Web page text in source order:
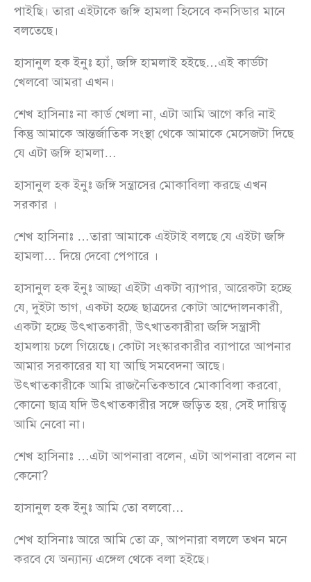
পাইছি। তারা এইটাকে জঙ্গি হামলা হিসেবে কনসিডার মানে
বলতেছে।
হাসানুল হক ইনুঃ হ্যাঁ, জঙ্গি হামলাই হইছে…এই কার্ডটা
খেলবো আমরা এখন।
শেখ হাসিনাঃ না কার্ড খেলা না, এটা আমি আগে করি নাই
কিন্তু আমাকে আন্তর্জাতিক সংস্থা থেকে আমাকে মেসেজটা দিছে
যে এটা জঙ্গি হামলা…
হাসানুল হক ইনুঃ জঙ্গি সন্ত্রাসের মোকাবিলা করছে এখন
সরকার ।
শেখ হাসিনাঃ …তারা আমাকে এইটাই বলছে যে এইটা জঙ্গি
হামলা… দিয়ে দেবো পেপারে ।
হাসানুল হক ইনুঃ আচ্ছা এইটা একটা ব্যাপার, আরেকটা হচ্ছে
যে, দুইটা ভাগ, একটা হচ্ছে ছাত্রদের কোটা আন্দোলনকারী,
একটা হচ্ছে উৎখাতকারী, উৎখাতকারীরা জঙ্গি সন্ত্রাসী
হামলায় চলে গিয়েছে। কোটা সংস্কারকারীর ব্যাপারে আপনার
আমার সরকারের যা যা আছি সমবেদনা আছে।
উৎখাতকারীকে আমি রাজনৈতিকভাবে মোকাবিলা করবো,
কোনো ছাত্র যদি উৎখাতকারীর সঙ্গে জড়িত হয়, সেই দায়িত্ব
আমি নেবো না।
শেখ হাসিনাঃ …এটা আপনারা বলেন, এটা আপনারা বলেন না
কেনো?
হাসানুল হক ইনুঃ আমি তো বলবো…
শেখ হাসিনাঃ আরে আমি তো ক্র, আপনারা বললে তখন মনে
করবে যে অন্যান্য এঙ্গেল থেকে বলা হইছে।